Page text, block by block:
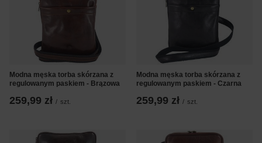
Modna męska torba skórzana z
regulowanym paskiem - Brązowa
259,99 zł / szt.
Modna męska torba skórzana z
regulowanym paskiem - Czarna
259,99 zł / szt.